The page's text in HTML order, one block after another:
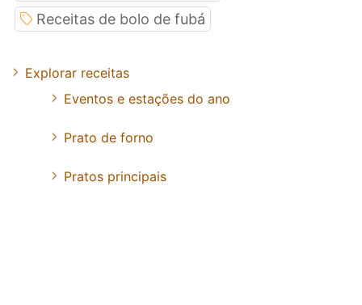
Receitas de bolo de fubá
Explorar receitas
Eventos e estações do ano
Prato de forno
Pratos principais